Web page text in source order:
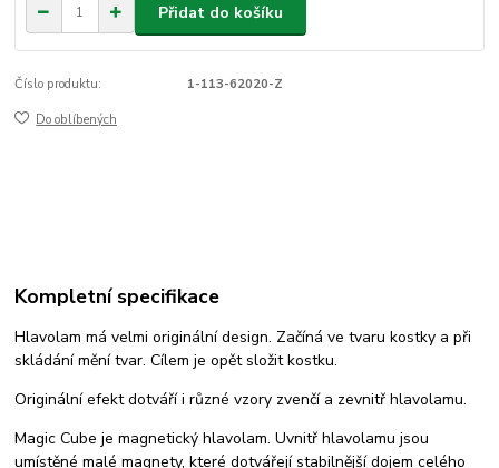
Přidat do košíku
Číslo produktu: 1-113-62020-Z
Do oblíbených
Kompletní specifikace
Hlavolam má velmi originální design. Začíná ve tvaru kostky a při
skládání mění tvar. Cílem je opět složit kostku.
Originální efekt dotváří i různé vzory zvenčí a zevnitř hlavolamu.
Magic Cube je magnetický hlavolam. Uvnitř hlavolamu jsou
umístěné malé magnety, které dotvářejí stabilnější dojem celého